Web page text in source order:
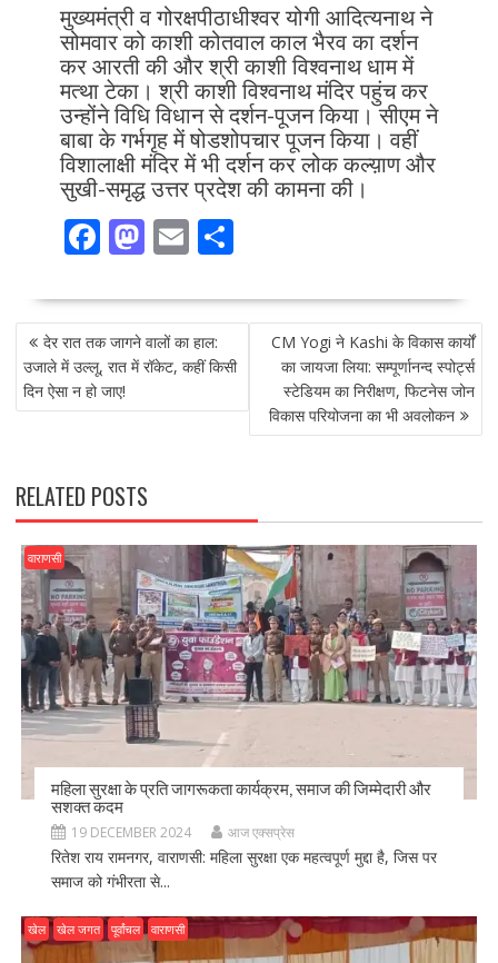
मुख्यमंत्री व गोरक्षपीठाधीश्वर योगी आदित्यनाथ ने
सोमवार को काशी कोतवाल काल भैरव का दर्शन
कर आरती की और श्री काशी विश्वनाथ धाम में
मत्था टेका। श्री काशी विश्वनाथ मंदिर पहुंच कर
उन्होंने विधि विधान से दर्शन-पूजन किया। सीएम ने
बाबा के गर्भगृह में षोडशोपचार पूजन किया। वहीं
विशालाक्षी मंदिर में भी दर्शन कर लोक कल्य़ाण और
सुखी-समृद्ध उत्तर प्रदेश की कामना की।
F
e
b
o
o
M
to
d
o
n
E
ai
l
S
ar
POST
NAVIGATION
देर रात तक जागने वालों का हाल:
उजाले में उल्लू, रात में रॉकेट, कहीं किसी
दिन ऐसा न हो जाए!
CM Yogi ने Kashi के विकास कार्यों
का जायजा लिया: सम्पूर्णानन्द स्पोर्ट्स
स्टेडियम का निरीक्षण, फिटनेस जोन
विकास परियोजना का भी अवलोकन
RELATED POSTS
वाराणसी
महिला सुरक्षा के प्रति जागरूकता कार्यक्रम, समाज की जिम्मेदारी और
सशक्त कदम
19 DECEMBER 2024 आज एक्सप्रेस
रितेश राय रामनगर, वाराणसी: महिला सुरक्षा एक महत्वपूर्ण मुद्दा है, जिस पर
समाज को गंभीरता से...
खेल खेल जगत पूर्वांचल वाराणसी